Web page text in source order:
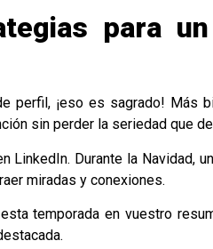
para
perfil, ¡eso es sagrado! Más
sin perder la seriedad que
Durante la Navidad,
miradas y conexiones.
temporada en vuestro